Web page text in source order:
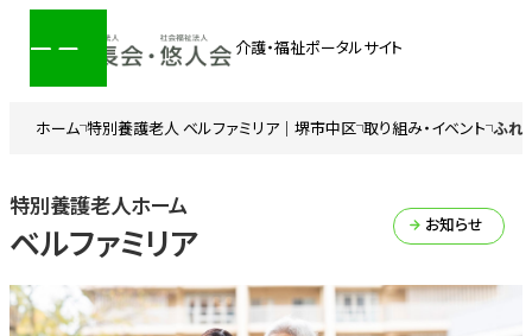
介護・福祉ポータルサイト
ホーム 特別養護老人 ベルファミリア｜堺市中区 取り組み・イベント ふれ
特別養護老人ホーム
ベルファミリア お知らせ